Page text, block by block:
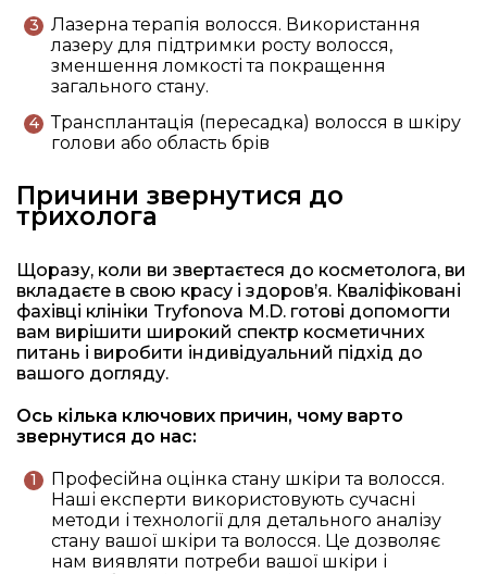
Лазерна терапія волосся. Використання
лазеру для підтримки росту волосся,
зменшення ломкості та покращення
загального стану.
Трансплантація (пересадка) волосся в шкіру
голови або область брів
Причини звернутися до
трихолога
Щоразу, коли ви звертаєтеся до косметолога, ви
вкладаєте в свою красу і здоров’я. Кваліфіковані
фахівці клініки Tryfonova M.D. готові допомогти
вам вирішити широкий спектр косметичних
питань і виробити індивідуальний підхід до
вашого догляду.
Ось кілька ключових причин, чому варто
звернутися до нас:
Професійна оцінка стану шкіри та волосся.
Наші експерти використовують сучасні
методи і технології для детального аналізу
стану вашої шкіри та волосся. Це дозволяє
нам виявляти потреби вашої шкіри і